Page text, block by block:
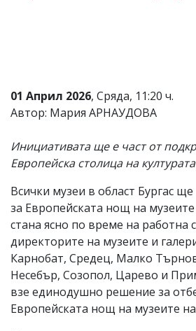
редакцията
не
носи
за
тях!
Ако
обиден
за
коментар,
моля
сигнализирайте
01 Април 2026, Сряда, 11:20 ч.
Автор: Мария АРНАУДОВА
Инициативата ще е част от
Европейска столица на
Всички музеи в област Бургас
за Европейската нощ на
стана ясно по време на
директорите на музеите и
Карнобат, Средец, Малко
Несебър, Созопол, Царево и
взе единодушно решение за
Европейската нощ на музеите